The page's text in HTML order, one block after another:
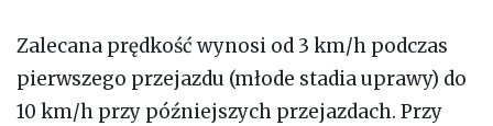
Zalecana prędkość wynosi od 3 km/h podczas
pierwszego przejazdu (młode stadia uprawy) do
10 km/h przy późniejszych przejazdach. Przy